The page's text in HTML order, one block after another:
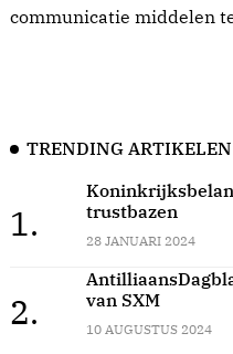
communicatie middelen
TRENDING ARTIKELEN
1.
trustbazen
28 JANUARI 2024
2.
van SXM
10 AUGUSTUS 2024